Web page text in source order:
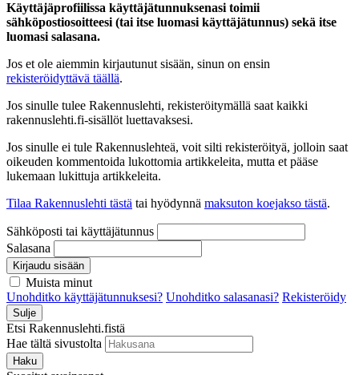
Käyttäjäprofiilissa käyttäjätunnuksenasi toimii
sähköpostiosoitteesi (tai itse luomasi käyttäjätunnus) sekä itse
luomasi salasana.
Jos et ole aiemmin kirjautunut sisään, sinun on ensin
rekisteröidyttävä täällä.
Jos sinulle tulee Rakennuslehti, rekisteröitymällä saat kaikki
rakennuslehti.fi-sisällöt luettavaksesi.
Jos sinulle ei tule Rakennuslehteä, voit silti rekisteröityä, jolloin saat
oikeuden kommentoida lukottomia artikkeleita, mutta et pääse
lukemaan lukittuja artikkeleita.
Tilaa Rakennuslehti tästä tai hyödynnä maksuton koejakso tästä.
Sähköposti tai käyttäjätunnus
Salasana
Kirjaudu sisään
Muista minut
Unohditko käyttäjätunnuksesi? Unohditko salasanasi? Rekisteröidy
Sulje
Etsi Rakennuslehti.fistä
Hae tältä sivustolta
Haku